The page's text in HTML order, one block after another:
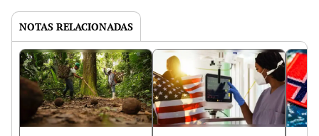
NOTAS RELACIONADAS